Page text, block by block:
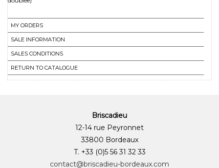
MY ORDERS
SALE INFORMATION
SALES CONDITIONS
RETURN TO CATALOGUE
Briscadieu
12-14 rue Peyronnet
33800 Bordeaux
T. +33 (0)5 56 31 32 33
contact@briscadieu-bordeaux.com